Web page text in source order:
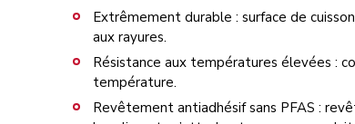
Extrêmement durable : surface de
aux rayures.
Résistance aux températures élevées :
température.
Revêtement antiadhésif sans PFAS :